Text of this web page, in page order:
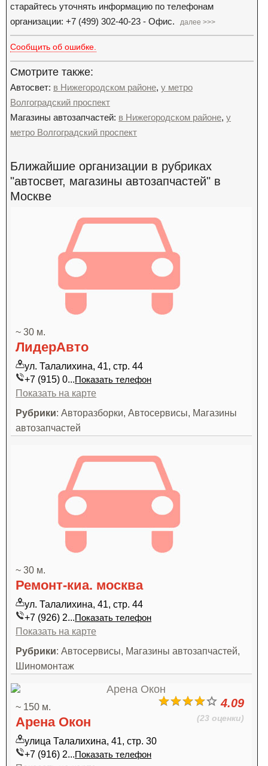
старайтесь уточнять информацию по телефонам
организации: +7 (499) 302-40-23 - Офис.
далее >>>
Сообщить об ошибке.
Смотрите также:
Автосвет: в Нижегородском районе, у метро
Волгоградский проспект
Магазины автозапчастей: в Нижегородском районе, у
метро Волгоградский проспект
Ближайшие организации в рубриках
"автосвет, магазины автозапчастей" в
Москве
~ 30 м.
ЛидерАвто
ул. Талалихина, 41, стр. 44
+7 (915) 0...Показать телефон
Показать на карте
Рубрики: Авторазборки, Автосервисы, Магазины
автозапчастей
~ 30 м.
Ремонт-киа. москва
ул. Талалихина, 41, стр. 44
+7 (926) 2...Показать телефон
Показать на карте
Рубрики: Автосервисы, Магазины автозапчастей,
Шиномонтаж
4.09
(23 оценки)
~ 150 м.
Арена Окон
улица Талалихина, 41, стр. 30
+7 (916) 2...Показать телефон